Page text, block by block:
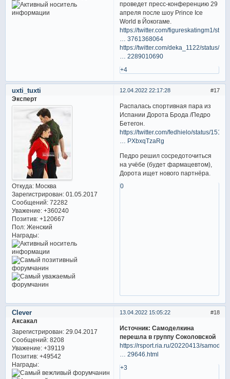
проведет пресс-конференцию 29
апреля после шоу Prince Ice
World в Йокогаме.
https://twitter.com/figureskatingm1/sta
… 3761368064
https://twitter.com/deka_1122/status/15
… 2289010690
+4
17
12.04.2022 22:17:28
uxti_tuxti
Эксперт
Откуда:Москва
Зарегистрирован: 01.05.2017
Сообщений:72282
Уважение: +360240
Позитив: +120667
Пол:Женский
Награды:
Распалась спортивная пара из
Испании Дорота Брода /Педро
Бетегон.
https://twitter.com/fedhielo/status/151
… PXbxqTzaRg
Педро решил сосредоточиться
на учёбе (будет фармацевтом),
Дорота ищет нового партнёра.
0
18
13.04.2022 15:05:22
Clever
Аксакал
Зарегистрирован: 29.04.2017
Сообщений:8208
Уважение: +39119
Позитив: +49542
Награды:
Источник: Самоделкина
перешла в группу Соколовской
https://rsport.ria.ru/20220413/samodelk
… 29646.html
+3